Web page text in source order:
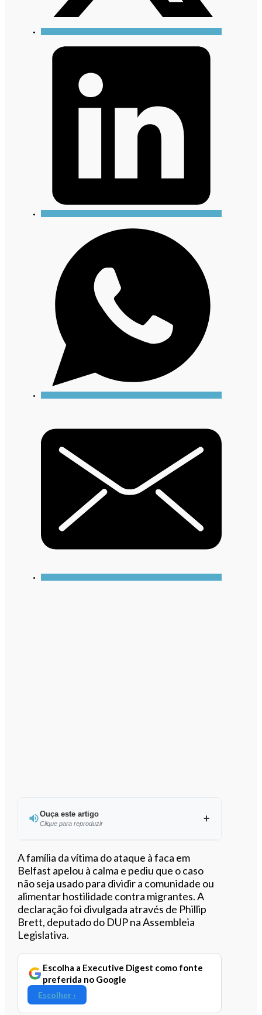
Ouça este artigo
Clique para reproduzir
Ouvir este artigo
A família da vítima do ataque à faca em
Belfast apelou à calma e pediu que o caso
não seja usado para dividir a comunidade ou
alimentar hostilidade contra migrantes. A
declaração foi divulgada através de Phillip
Brett, deputado do DUP na Assembleia
Legislativa.
Escolha a Executive Digest como fonte
preferida no Google
Escolher ›